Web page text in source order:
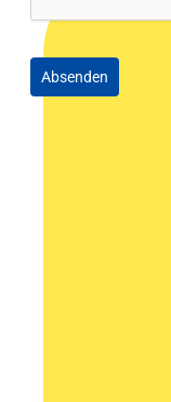
Absenden